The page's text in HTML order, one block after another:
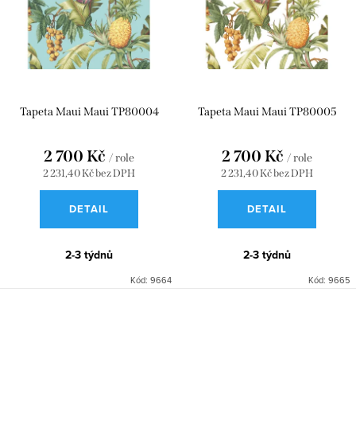
Tapeta Maui Maui TP80004
2 231,40 Kč bez DPH
2 700 Kč / role
DETAIL
2-3 týdnů
Kód: 9664
Tapeta Maui Maui TP80005
2 231,40 Kč bez DPH
2 700 Kč / role
DETAIL
2-3 týdnů
Kód: 9665